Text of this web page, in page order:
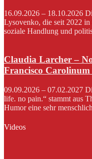
16.09.2026 – 18.10.2026
Lysovenko, die seit 2022
soziale Handlung und
Claudia Larcher –
Francisco
09.09.2026 – 07.02.2027
life. no pain.“ stammt aus
Humor eine sehr
Videos